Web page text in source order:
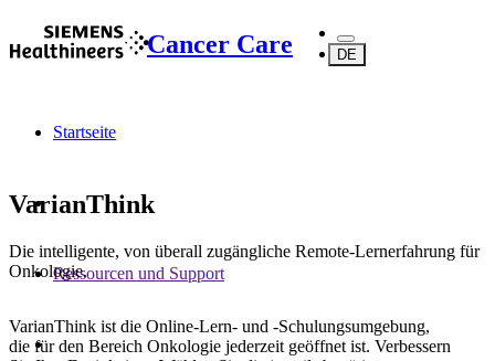
Cancer Care DE
Startseite
Ressourcen und Support
VarianThink
Die intelligente, von überall zugängliche Remote-Lernerfahrung für
Onkologie.
VarianThink ist die Online-Lern- und -Schulungsumgebung,
die für den Bereich Onkologie jederzeit geöffnet ist. Verbessern